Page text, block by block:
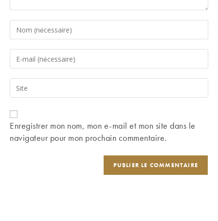
Enter
your
name
comment
Enter
your
email
address
comment
Saisir
l’URL
de
votre
(facultatif)
Enregistrer mon nom, mon e-mail et mon site dans le
navigateur pour mon prochain commentaire.